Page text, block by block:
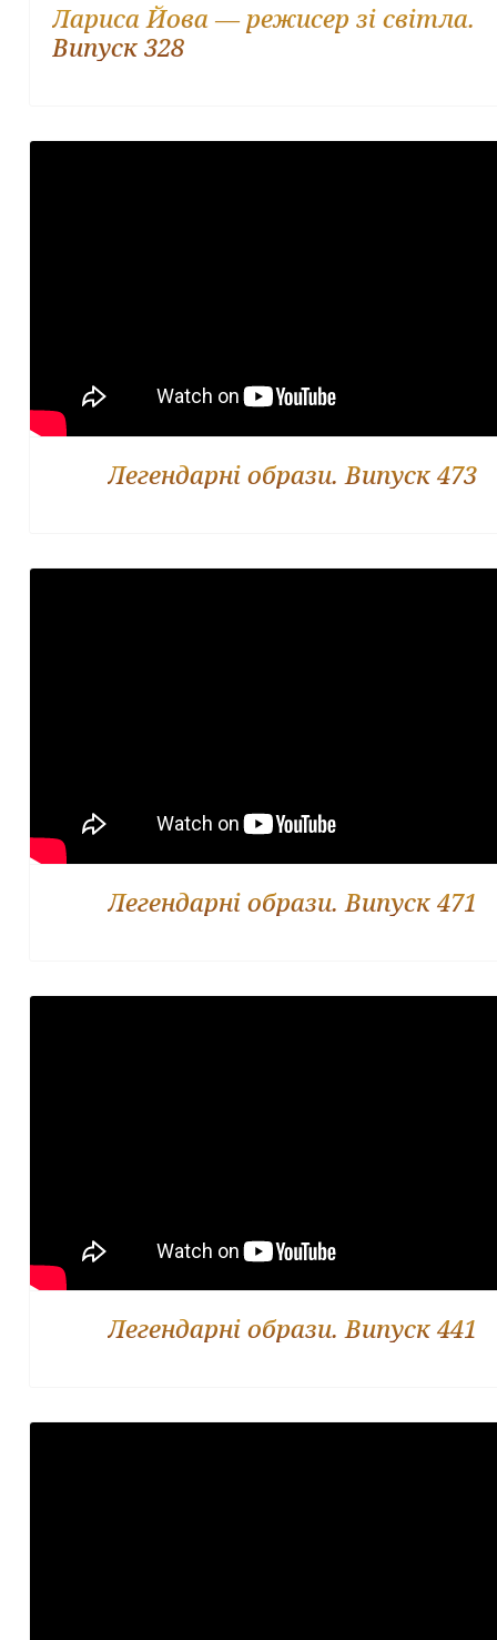
Лариса Йова — режисер зі світла.
Випуск 328
Легендарні образи. Випуск 473
Легендарні образи. Випуск 471
Легендарні образи. Випуск 441